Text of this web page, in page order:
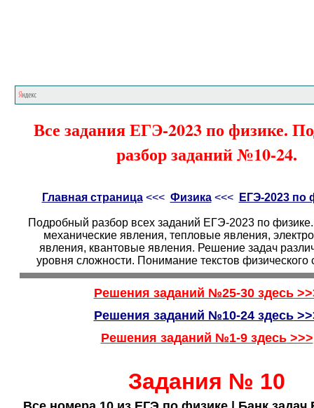
Все задания ЕГЭ-2023 по физике.
разбор заданий №10-24.
Главная страница<<< Физика<<< ЕГЭ-2023 по
Подробный разбор всех заданий ЕГЭ-2023 по
механические явления, тепловые явления,
явления, квантовые явления. Решение задач
уровня сложности. Понимание текстов физического
Решения заданий №25-30 здесь
Решения заданий №10-24 здесь
Решения заданий №1-9 здесь>>>
Задания № 10